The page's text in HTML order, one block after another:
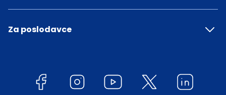
Za poslodavce